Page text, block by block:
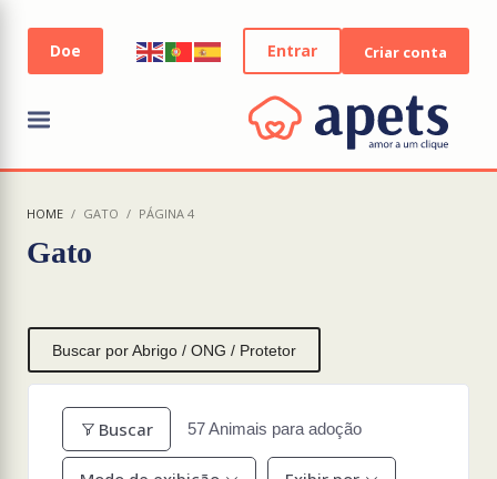
Entrar Criar conta
HOME GATO PÁGINA 4
Gato
Buscar por Abrigo / ONG / Protetor
Buscar 57Animais para adoção